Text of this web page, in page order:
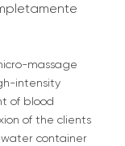
massage
intensity
of blood
of the clients
container